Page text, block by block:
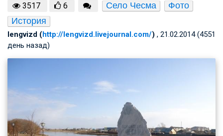
3517 6 Село Чесма
Фото
История
lengvizd (http://lengvizd.livejournal.com/) , 21.02.2014 (4551
день назад)